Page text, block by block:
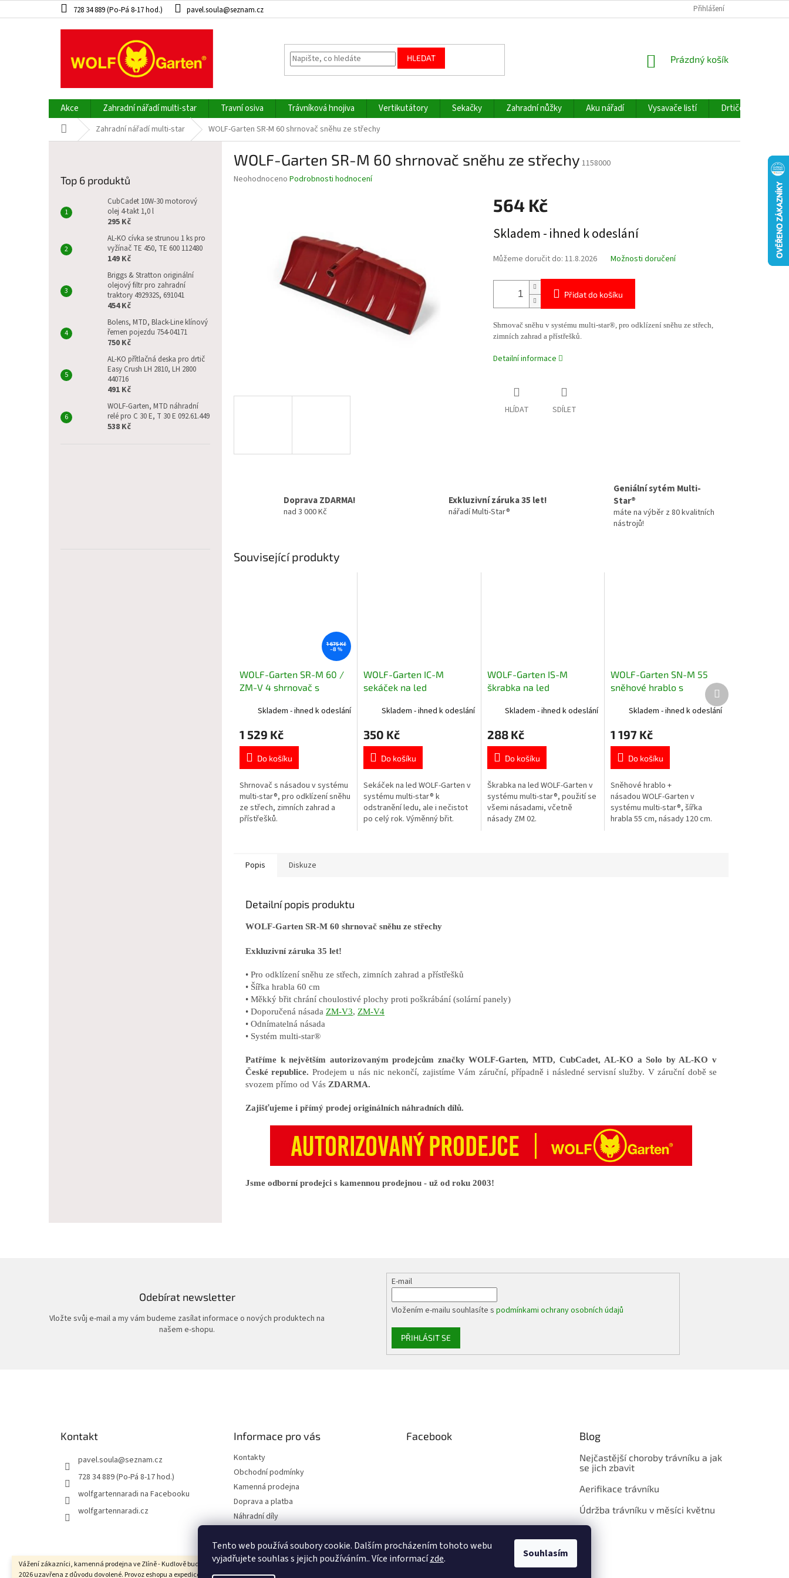
Tento web používá soubory cookie. Dalším procházením tohoto webu
vyjadřujete souhlas s jejich používáním.. Více informacízde. Souhlasím
na
Vážení zákazníci, kamenná prodejna ve Zlíně - Kudlově bude ve dnech 10.8. - 17.8.
2026 uzavřena z důvodu dovolené. Provoz eshopu a expedice uskutečněných
728 34 889 (Po-Pá 8-17 hod.) pavel.soula@seznam.cz Přihlášení
HLEDAT
NÁKUPNÍ
Prázdný košík
Akce Zahradní nářadí multi-star Travní osiva Trávníková hnojiva Vertikutátory Sekačky Zahradní nůžky Aku nářadí Vysavače listí Drtiče větví
Domů Zahradní nářadí multi-star WOLF-Garten SR-M 60 shrnovač sněhu ze střechy
Top 6 produktů
CubCadet 10W-30 motorový
olej 4-takt 1,0 l
295 Kč
AL-KO cívka se strunou 1 ks pro
vyžínač TE 450, TE 600 112480
149 Kč
Briggs & Stratton originální
olejový filtr pro zahradní
traktory 492932S, 691041
454 Kč
Bolens, MTD, Black-Line klínový
řemen pojezdu 754-04171
750 Kč
AL-KO přítlačná deska pro drtič
Easy Crush LH 2810, LH 2800
440716
491 Kč
WOLF-Garten, MTD náhradní
relé pro C 30 E, T 30 E 092.61.449
538 Kč
WOLF-Garten SR-M 60 shrnovač sněhu ze střechy 1158000
Průměrné
Neohodnoceno Podrobnosti hodnocení
564 Kč
cena:
Skladem - ihned k odeslání
Můžeme doručit do: 11.8.2026 Možnosti doručení
Přidat do košíku
Shrnovač sněhu v systému multi-star®, pro odklízení sněhu ze střech,
zimních zahrad a přístřešků.
Detailní informace
HLÍDAT SDÍLET
Doprava ZDARMA!
nad 3 000 Kč
Exkluzivní záruka 35 let!
nářadí Multi-Star®
Geniální sytém Multi-
Star®
máte na výběr z 80 kvalitních
nástrojů!
Související produkty
1 675 Kč
–8 %
WOLF-Garten SR-M 60 /
ZM-V 4 shrnovač s
Skladem - ihned k odeslání
1 529 Kč
Do košíku
Shrnovač s násadou v systému
multi-star®, pro odklízení sněhu
ze střech, zimních zahrad a
přístřešků.
WOLF-Garten IC-M
sekáček na led
Skladem - ihned k odeslání
350 Kč
Do košíku
Sekáček na led WOLF-Garten v
systému multi-star® k
odstranění ledu, ale i nečistot
po celý rok. Výměnný břit.
WOLF-Garten IS-M
škrabka na led
Skladem - ihned k odeslání
288 Kč
Do košíku
Škrabka na led WOLF-Garten v
systému multi-star®, použití se
všemi násadami, včetně
násady ZM 02.
WOLF-Garten SN-M 55
sněhové hrablo s
Skladem - ihned k odeslání
1 197 Kč
Do košíku
Sněhové hrablo +
násadou WOLF-Garten v
systému multi-star®, šířka
hrabla 55 cm, násady 120 cm.
Další
produkt
Popis Diskuze
Detailní popis produktu
WOLF-Garten SR-M 60 shrnovač sněhu ze střechy
Exkluzivní záruka 35 let!
• Pro odklízení sněhu ze střech, zimních zahrad a přístřešků
• Šířka hrabla 60 cm
• Měkký břit chrání choulostivé plochy proti poškrábání (solární panely)
• Doporučená násada ZM-V3, ZM-V4
• Odnímatelná násada
• Systém multi-star®
Patříme k největším autorizovaným prodejcům značky WOLF-Garten, MTD, CubCadet, AL-KO a Solo by AL-KO v
České republice. Prodejem u nás nic nekončí, zajistíme Vám záruční, případně i následné servisní služby. V záruční době se
svozem přímo od Vás ZDARMA.
Zajišťujeme i přímý prodej originálních náhradních dílů.
Jsme odborní prodejci s kamennou prodejnou - už od roku 2003!
Odebírat newsletter
Vložte svůj e-mail a my vám budeme zasílat informace o nových produktech na
našem e-shopu.
E-mail
Vložením e-mailu souhlasíte spodmínkami ochrany osobních údajů
PŘIHLÁSIT SE
Kontakt
pavel.soula@seznam.cz
728 34 889 (Po-Pá 8-17 hod.)
wolfgartennaradi na Facebooku
wolfgartennaradi.cz
Informace pro vás
Kontakty
Obchodní podmínky
Kamenná prodejna
Doprava a platba
Náhradní díly
Moje objednávka
Facebook Blog
Nejčastější choroby trávníku a jak
se jich zbavit
Aerifikace trávníku
Údržba trávníku v měsíci květnu